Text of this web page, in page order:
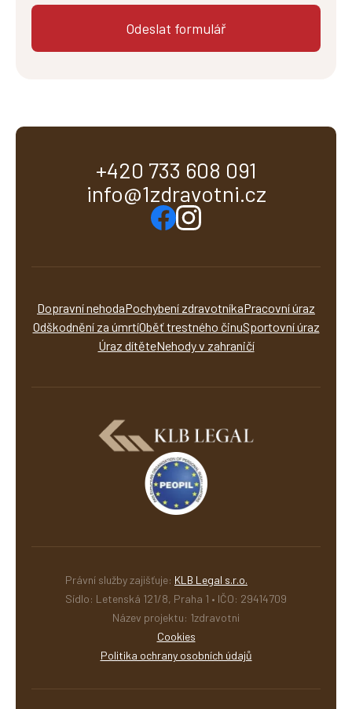
+420 733 608 091
info@1zdravotni.cz
Dopravní nehodaPochybení zdravotníkaPracovní úraz
Odškodnění za úmrtíOběť trestného činuSportovní úraz
Úraz dítěteNehody v zahraničí
Právní služby zajišťuje: KLB Legal s.r.o.
Sídlo: Letenská 121/8, Praha 1 • IČO: 29414709
Název projektu: 1zdravotni
Cookies
Politika ochrany osobních údajů